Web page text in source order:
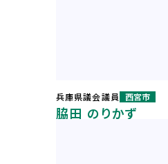
兵庫県議会議員 西宮市
脇田 のりかず